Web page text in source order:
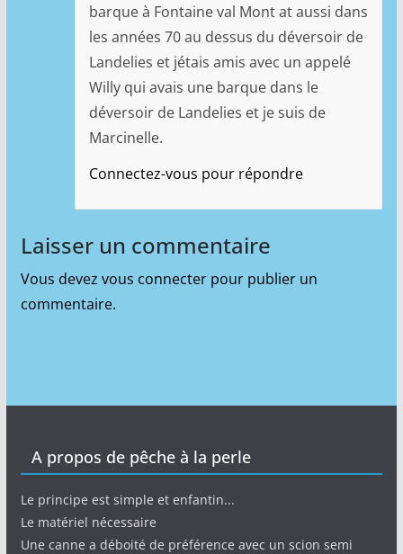
barque à Fontaine val Mont at aussi dans
les années 70 au dessus du déversoir de
Landelies et jétais amis avec un appelé
Willy qui avais une barque dans le
déversoir de Landelies et je suis de
Marcinelle.
Connectez-vous pour répondre
Laisser un commentaire
Vous devez vous connecterpour publier un
commentaire.
A propos de pêche à la perle
Le principe est simple et enfantin...
Le matériel nécessaire
Une canne a déboité de préférence avec un scion semi